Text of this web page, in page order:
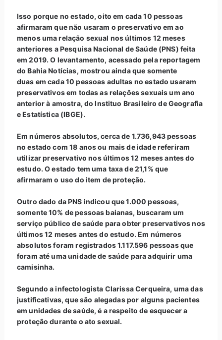
Isso porque no estado, oito em cada 10 pessoas
afirmaram que não usaram o preservativo em ao
menos uma relação sexual nos últimos 12 meses
anteriores a Pesquisa Nacional de Saúde (PNS) feita
em 2019. O levantamento, acessado pela reportagem
do Bahia Notícias, mostrou ainda que somente
duas em cada 10 pessoas adultas no estado usaram
preservativos em todas as relações sexuais um ano
anterior à amostra, do Instituo Brasileiro de Geografia
e Estatística (IBGE).
Em números absolutos, cerca de 1.736,943 pessoas
no estado com 18 anos ou mais de idade referiram
utilizar preservativo nos últimos 12 meses antes do
estudo. O estado tem uma taxa de 21,1% que
afirmaram o uso do item de proteção.
Outro dado da PNS indicou que 1.000 pessoas,
somente 10% de pessoas baianas, buscaram um
serviço público de saúde para obter preservativos nos
últimos 12 meses antes do estudo. Em números
absolutos foram registrados 1.117.596 pessoas que
foram até uma unidade de saúde para adquirir uma
camisinha.
Segundo a infectologista Clarissa Cerqueira, uma das
justificativas, que são alegadas por alguns pacientes
em unidades de saúde, é a respeito de esquecer a
proteção durante o ato sexual.